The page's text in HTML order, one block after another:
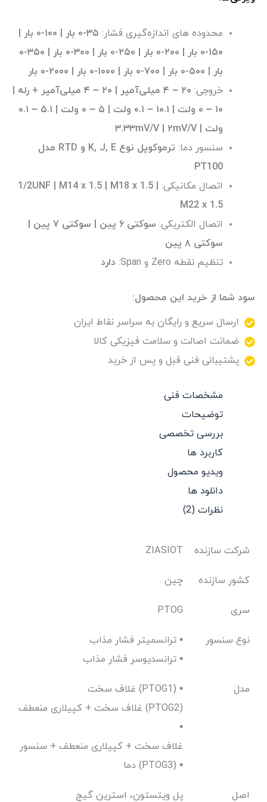
محدوده های اندازه‌گیری فشار: ۳۵-۰ بار |
۱۰۰-۰ بار |
۱۵۰-۰ بار | ۲۰۰-۰ بار | ۲۵۰-۰ بار | ۳۰۰-۰ بار | ۳۵۰-۰
بار | ۵۰۰-۰ بار | ۷۰۰-۰ بار | ۱۰۰۰-۰ بار | ۲۰۰۰-۰ بار
خروجی:
۲۰ – ۴ میلی‌آمپر | ۲۰ – ۴ میلی‌آمپر + رله |
۱۰ – ۰ ولت | ۱۰.۱ – ۰.۱ ولت | ۵ – ۰ ولت | ۵.۱ – ۰.۱
ولت | ۳.۳۳mV/V | ۲mV/V
سنسور دما:
ترموکوپل نوع K, J, E و RTD مدل
PT100
اتصال مکانیکی:‌
1/2UNF | M14 x 1.5 | M18 x 1.5 |
M22 x 1.5
اتصال الکتریکی:
سوکتی ۶ پین | سوکتی ۷ پین |
سوکتی ۸ پین
تنظیم نقطه Zero و Span:
دارد
سود شما از خرید این محصول:
ارسال سریع و رایگان به سراسر نقاط ایران
ضمانت اصالت و سلامت فیزیکی کالا
پشتیبانی فنی قبل و پس از خرید
مشخصات فنی
توضیحات
بررسی تخصصی
کاربرد ها
ویدیو محصول
دانلود ها
نظرات (2)
شرکت سازنده ZIASIOT
کشور سازنده چین
سری PTOG
نوع سنسور
ترانسمیتر فشار مذاب •
ترانسدیوسر فشار مذاب •
مدل
غلاف سخت (PTOG1) •
غلاف سخت + کپیلاری منعطف (PTOG2)
•
غلاف سخت + کپیلاری منعطف + سنسور
دما (PTOG3) •
اصل
پل ویتستون، استرین گیج